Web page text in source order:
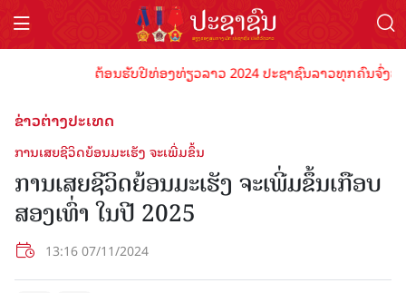
ຕ້ອນຮັບປີທ່ອງທ່ຽວລາວ 2024 ປະຊາຊົນລາວທຸກຄົນຈົ່ງພ້
ຂ່າວຕ່າງປະເທດ
ການເສຍຊີວິດຍ້ອນມະເຮັງ ຈະເພີ່ມຂຶ້ນ
ການເສຍຊີວິດຍ້ອນມະເຮັງ ຈະເພີ່ມຂຶ້ນເກືອບ
ສອງເທົ່າ ໃນປີ 2025
13:16 07/11/2024